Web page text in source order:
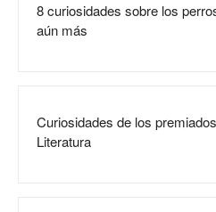
8 curiosidades sobre los
aún más
Curiosidades de los
Literatura